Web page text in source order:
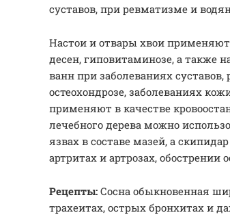
суставов, при ревматизме и
Настои и отвары хвои
десен, гиповитаминозе, а также
ванн при заболеваниях
остеохондрозе, заболеваниях
применяют в качестве
лечебного дерева можно
язвах в составе мазей, а
артритах и артрозах, обострении
Рецепты: Сосна обыкновенная
трахеитах, острых бронхитах и